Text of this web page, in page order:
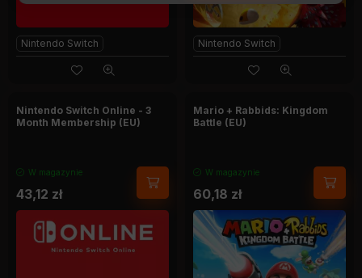
Nintendo Switch Nintendo Switch
Nintendo Switch Online - 3
Month Membership (EU)
W magazynie
43,12 zł
Mario + Rabbids: Kingdom
Battle (EU)
W magazynie
60,18 zł